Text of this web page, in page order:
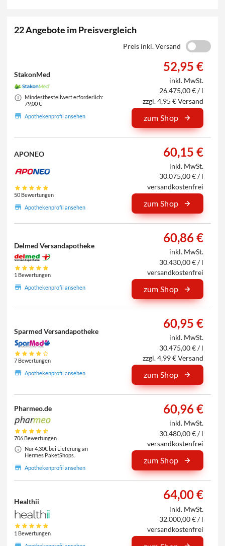
22 Angebote im Preisvergleich
Preis inkl. Versand
StakonMed
Mindestbestellwert erforderlich:
79,00 €
Apothekenprofil ansehen
52,95 €
inkl. MwSt.
26.475,00 € / l
zzgl. 4,95 € Versand
zum Shop
APONEO
50 Bewertungen
Apothekenprofil ansehen
60,15 €
inkl. MwSt.
30.075,00 € / l
versandkostenfrei
zum Shop
Delmed Versandapotheke
1 Bewertungen
Apothekenprofil ansehen
60,86 €
inkl. MwSt.
30.430,00 € / l
versandkostenfrei
zum Shop
Sparmed Versandapotheke
7 Bewertungen
Apothekenprofil ansehen
60,95 €
inkl. MwSt.
30.475,00 € / l
zzgl. 4,99 € Versand
zum Shop
Pharmeo.de
706 Bewertungen
Nur 4,30€ bei Lieferung an
Hermes PaketShops.
Apothekenprofil ansehen
60,96 €
inkl. MwSt.
30.480,00 € / l
versandkostenfrei
zum Shop
Healthii
1 Bewertungen
64,00 €
inkl. MwSt.
32.000,00 € / l
versandkostenfrei